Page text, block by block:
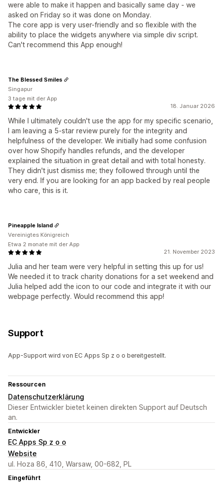
were able to make it happen and basically same day - we
asked on Friday so it was done on Monday.
The core app is very user-friendly and so flexible with the
ability to place the widgets anywhere via simple div script.
Can't recommend this App enough!
18. Januar 2026
While I ultimately couldn't use the app for my specific scenario,
I am leaving a 5-star review purely for the integrity and
helpfulness of the developer. We initially had some confusion
over how Shopify handles refunds, and the developer
explained the situation in great detail and with total honesty.
They didn't just dismiss me; they followed through until the
very end. If you are looking for an app backed by real people
who care, this is it.
The Blessed Smiles
Singapur
3 tage mit der App
21. November 2023
Julia and her team were very helpful in setting this up for us!
We needed it to track charity donations for a set weekend and
Julia helped add the icon to our code and integrate it with our
webpage perfectly. Would recommend this app!
Pineapple Island
Vereinigtes Königreich
Etwa 2 monate mit der App
Support
App-Support wird von EC Apps Sp z o o bereitgestellt.
Ressourcen
Datenschutzerklärung
Dieser Entwickler bietet keinen direkten Support auf Deutsch
an.
Entwickler
EC Apps Sp z o o
Website
ul. Hoza 86, 410, Warsaw, 00-682, PL
Eingeführt